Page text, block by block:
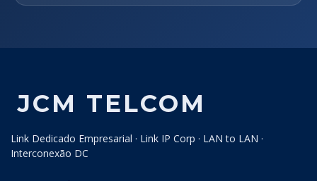
JCM TELCOM
Link Dedicado Empresarial · Link IP Corp · LAN to LAN ·
Interconexão DC